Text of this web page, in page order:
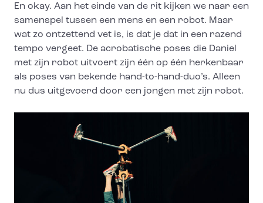
En okay. Aan het einde van de rit kijken we naar een
samenspel tussen een mens en een robot. Maar
wat zo ontzettend vet is, is dat je dat in een razend
tempo vergeet. De acrobatische poses die Daniel
met zijn robot uitvoert zijn één op één herkenbaar
als poses van bekende hand-to-hand-duo’s. Alleen
nu dus uitgevoerd door een jongen met zijn robot.